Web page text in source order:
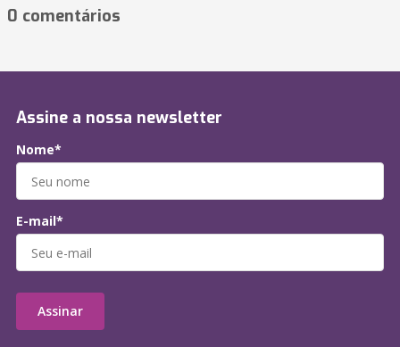
0 comentários
Assine a nossa newsletter
Nome*
E-mail*
Assinar